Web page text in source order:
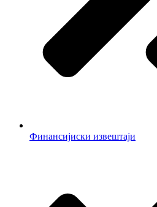
Финансијиски извештаји